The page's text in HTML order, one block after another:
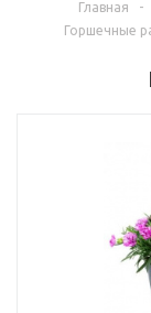
Главная -
Горшечные